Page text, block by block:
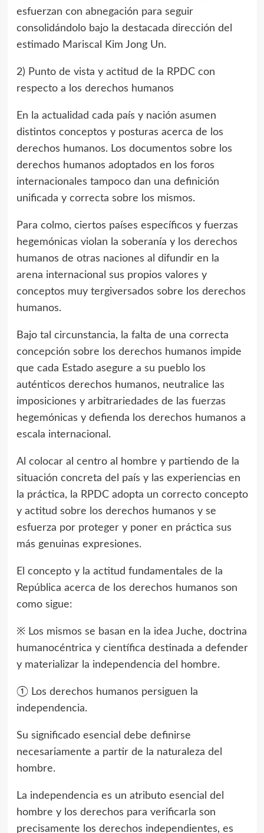
esfuerzan con abnegación para seguir
consolidándolo bajo la destacada dirección del
estimado Mariscal
Kim Jong Un.
2) Punto de vista y actitud de la RPDC con
respecto a los derechos humanos
En la actualidad cada país y nación asumen
distintos conceptos y posturas acerca de los
derechos humanos. Los documentos sobre los
derechos humanos adoptados en los foros
internacionales tampoco dan una definición
unificada y correcta sobre los mismos.
Para colmo, ciertos países específicos y fuerzas
hegemónicas violan la soberanía y los derechos
humanos de otras naciones al difundir en la
arena internacional sus propios valores y
conceptos muy tergiversados sobre los derechos
humanos.
Bajo tal circunstancia, la falta de una correcta
concepción sobre los derechos humanos impide
que cada Estado asegure a su pueblo los
auténticos derechos humanos, neutralice las
imposiciones y arbitrariedades de las fuerzas
hegemónicas y defienda los derechos humanos a
escala internacional.
Al colocar al centro al hombre y partiendo de la
situación concreta del país y las experiencias en
la práctica, la RPDC adopta un correcto concepto
y actitud sobre los derechos humanos y se
esfuerza por proteger y poner en práctica sus
más genuinas expresiones.
El concepto y la actitud fundamentales de la
República acerca de los derechos humanos son
como sigue:
※ Los mismos se basan en la idea Juche, doctrina
humanocéntrica y científica destinada a defender
y materializar la independencia del hombre.
① Los derechos humanos persiguen la
independencia.
Su significado esencial debe definirse
necesariamente a partir de la naturaleza del
hombre.
La independencia es un atributo esencial del
hombre y los derechos para verificarla son
precisamente los derechos independientes, es